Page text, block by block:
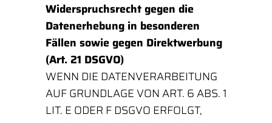
Widerspruchsrecht gegen die
Datenerhebung in besonderen
Fällen sowie gegen Direktwerbung
(Art. 21 DSGVO)
WENN DIE DATENVERARBEITUNG
AUF GRUNDLAGE VON ART. 6 ABS. 1
LIT. E ODER F DSGVO ERFOLGT,